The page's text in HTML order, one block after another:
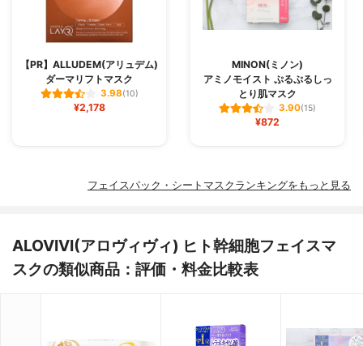
【PR】ALLUDEM(アリュデム)
ダーマリフトマスク
3.98(10)
¥2,178
MINON(ミノン)
アミノモイスト ぷるぷるしっ
とり肌マスク
3.90(15)
¥872
フェイスパック・シートマスクランキングをもっと見る
ALOVIVI(アロヴィヴィ) ヒト幹細胞フェイスマ
スクの類似商品：評価・料金比較表